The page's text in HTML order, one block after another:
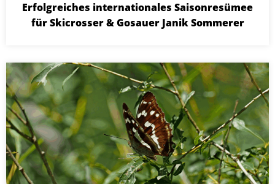
Erfolgreiches internationales Saisonresümee
für Skicrosser & Gosauer Janik Sommerer